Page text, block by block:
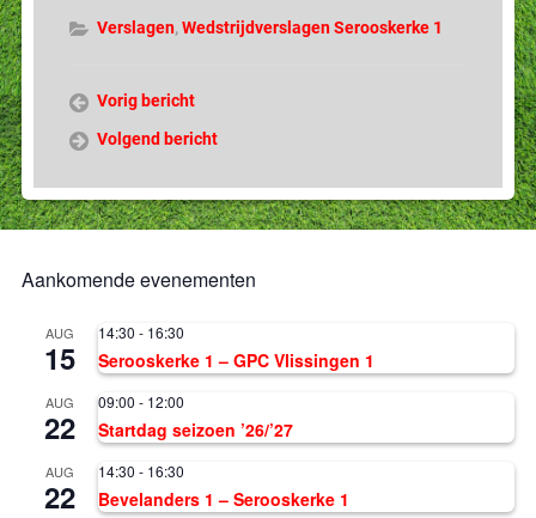
Verslagen,Wedstrijdverslagen Serooskerke 1
Vorig bericht
Volgend bericht
Aankomende evenementen
AUG
15
14:30 - 16:30
Serooskerke 1 – GPC Vlissingen 1
AUG
22
09:00 - 12:00
Startdag seizoen ’26/’27
AUG
22
14:30 - 16:30
Bevelanders 1 – Serooskerke 1